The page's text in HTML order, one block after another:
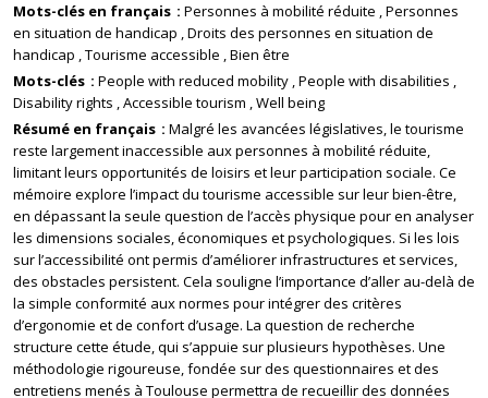
Mots-clés en français
Personnes à mobilité réduite Personnes
en situation de handicap Droits des personnes en situation de
handicap Tourisme accessible Bien être
Mots-clés
People with reduced mobility People with disabilities
Disability rights Accessible tourism Well being
Résumé en français
Malgré les avancées législatives, le tourisme
reste largement inaccessible aux personnes à mobilité réduite,
limitant leurs opportunités de loisirs et leur participation sociale. Ce
mémoire explore l’impact du tourisme accessible sur leur bien-être,
en dépassant la seule question de l’accès physique pour en analyser
les dimensions sociales, économiques et psychologiques. Si les lois
sur l’accessibilité ont permis d’améliorer infrastructures et services,
des obstacles persistent. Cela souligne l’importance d’aller au-delà de
la simple conformité aux normes pour intégrer des critères
d’ergonomie et de confort d’usage. La question de recherche
structure cette étude, qui s’appuie sur plusieurs hypothèses. Une
méthodologie rigoureuse, fondée sur des questionnaires et des
entretiens menés à Toulouse permettra de recueillir des données